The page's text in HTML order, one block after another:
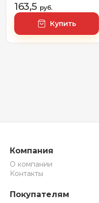
158212032 (кофейно-
золотой)
163,5 руб.
Купить
Компания
О компании
Контакты
Покупателям